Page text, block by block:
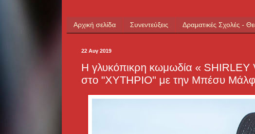
Αρχική σελίδα Συνεντεύξεις Δραματικές Σχολές -
22 Αυγ 2019
Η γλυκόπικρη κωμωδία « SHIRLEY
στο "ΧΥΤΗΡΙΟ" με την Μπέσυ